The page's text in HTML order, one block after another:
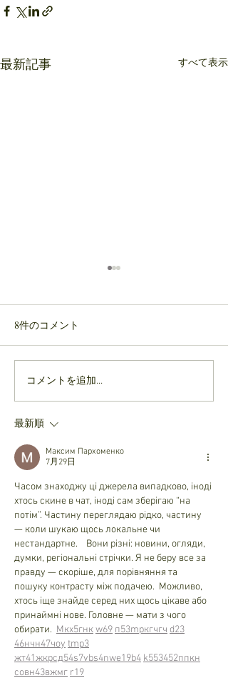
最新記事 すべて表示
ミニ薔薇🌹いただきまし
た
8件のコメント
コメントを追加…
最新順
Максим Пархоменко
7月29日
Часом знаходжу ці джерела випадково, іноді
хтось скине в чат, іноді сам зберігаю “на
потім”. Частину переглядаю рідко, частину
— коли шукаю щось локальне чи
нестандартне.    Вони різні: новини, огляди,
думки, регіональні стрічки. Я не беру все за
правду — скоріше, для порівняння та
пошуку контрасту між подачею.  Можливо,
хтось іще знайде серед них щось цікаве або
принаймні нове. Головне — мати з чого
обирати. Мкх5гнкw69 п53mpкгчгч d23
46нчн47чоу tmp3
жт41жкрсд54s7vbs4nwe19b4 k553452ппкн
совн43вжмг r19